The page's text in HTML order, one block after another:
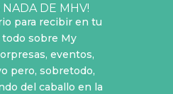
NADA DE MHV!
para recibir en tu
sobre My
eventos,
pero, sobretodo,
del caballo en la